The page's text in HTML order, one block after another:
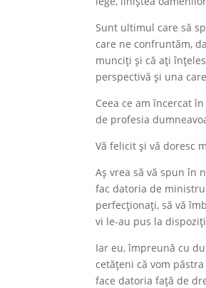
Sunt ultimul care să
care ne confruntăm,
munciți și că ați
perspectivă și una
Ceea ce am încercat
de profesia
Vă felicit și vă doresc
Aș vrea să vă spun în
fac datoria de
perfecționați, să vă
vi le-au pus la
Iar eu, împreună cu
cetățeni că vom
face datoria față de